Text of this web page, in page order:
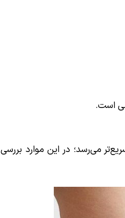
است.
می‌رسد؛ در این موارد بررسی